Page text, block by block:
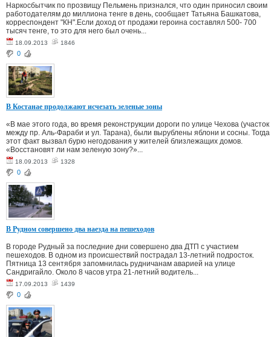
Наркосбытчик по прозвищу Пельмень признался, что один приносил своим
работодателям до миллиона тенге в день, сообщает Татьяна Башкатова,
корреспондент "КН".Если доход от продажи героина составлял 500- 700
тысяч тенге, то это для него был очень...
18.09.2013 1846
0
В Костанае продолжают исчезать зеленые зоны
«В мае этого года, во время реконструкции дороги по улице Чехова (участок
между пр. Аль-Фараби и ул. Тарана), были вырублены яблони и сосны. Тогда
этот факт вызвал бурю негодования у жителей близлежащих домов.
«Восстановят ли нам зеленую зону?»...
18.09.2013 1328
0
В Рудном совершено два наезда на пешеходов
В городе Рудный за последние дни совершено два ДТП с участием
пешеходов. В одном из происшествий пострадал 13-летний подросток.
Пятница 13 сентября запомнилась рудничанам аварией на улице
Сандригайло. Около 8 часов утра 21-летний водитель...
17.09.2013 1439
0